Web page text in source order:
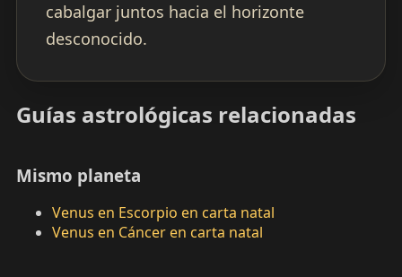
cabalgar juntos hacia el horizonte
desconocido.
Guías astrológicas relacionadas
Mismo planeta
Venus en Escorpio en carta natal
Venus en Cáncer en carta natal